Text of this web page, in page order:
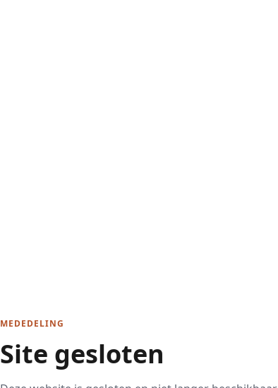
MEDEDELING
Site gesloten